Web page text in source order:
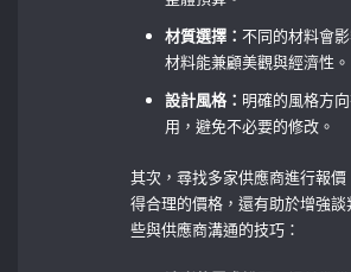
材質選擇：不同的材料會
材料能兼顧美觀與經濟性。
設計風格： 明確的風格方
用，避免不必要的修改。
其次，尋找多家供應商進行報
得合理的價格，還有助於增強
些與供應商溝通的技巧：